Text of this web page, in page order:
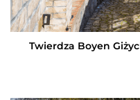
Twierdza Boyen